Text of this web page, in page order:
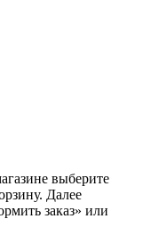
выберите
Далее
заказ» или